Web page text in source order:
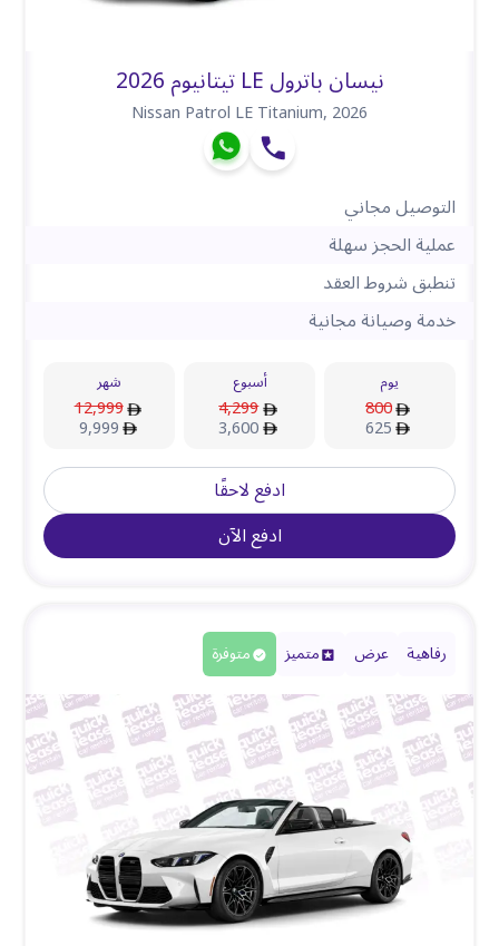
نيسان باترول LE تيتانيوم 2026
Nissan Patrol LE Titanium,2026
التوصيل مجاني
عملية الحجز سهلة
تنطبق شروط العقد
خدمة وصيانة مجانية
يوم
800
625
أسبوع
4,299
3,600
شهر
12,999
9,999
ادفع لاحقًا
ادفع الآن
رفاهية عرض متميز متوفرة